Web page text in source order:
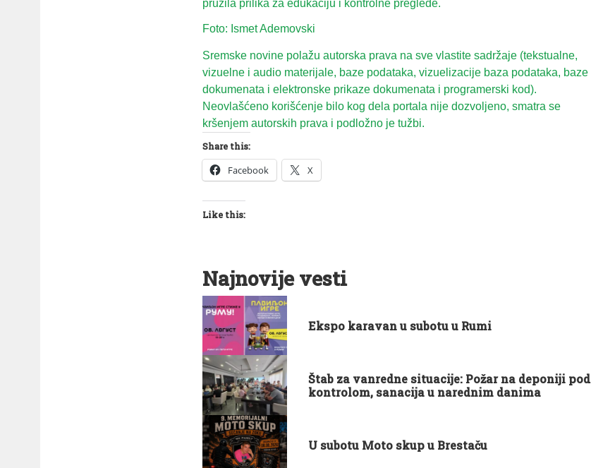
pružila prilika za edukaciju i kontrolne preglede.
Foto: Ismet Ademovski
Sremske novine polažu autorska prava na sve vlastite sadržaje (tekstualne,
vizuelne i audio materijale, baze podataka, vizuelizacije baza podataka, baze
dokumenata i elektronske prikaze dokumenata i programerski kod).
Neovlašćeno korišćenje bilo kog dela portala nije dozvoljeno, smatra se
kršenjem autorskih prava i podložno je tužbi.
Share this:
Facebook X
Like this:
Najnovije vesti
Ekspo karavan u subotu u Rumi
Štab za vanredne situacije: Požar na deponiji pod
kontrolom, sanacija u narednim danima
U subotu Moto skup u Brestaču